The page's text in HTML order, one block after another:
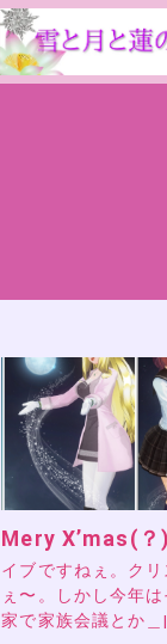
Mery X’mas(？)
イブですねぇ。ク
ぇ〜。しかし今年
家で家族会議とか